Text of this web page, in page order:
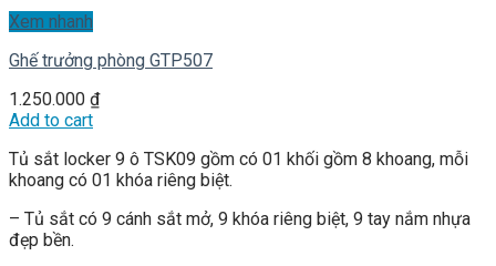
Xem nhanh
Ghế trưởng phòng GTP507
1.250.000 ₫
Add to cart
Tủ sắt locker 9 ô TSK09 gồm có 01 khối gồm 8 khoang, mỗi
khoang có 01 khóa riêng biệt.
– Tủ sắt có 9 cánh sắt mở, 9 khóa riêng biệt, 9 tay nắm nhựa
đẹp bền.